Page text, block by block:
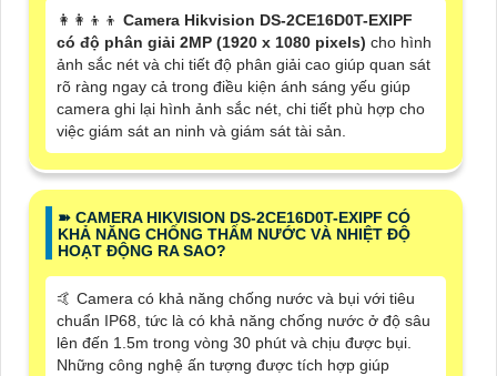
👩‍👩‍👦‍👦 Camera Hikvision DS-2CE16D0T-EXIPF
có độ phân giải 2MP (1920 x 1080 pixels) cho hình
ảnh sắc nét và chi tiết độ phân giải cao giúp quan sát
rõ ràng ngay cả trong điều kiện ánh sáng yếu giúp
camera ghi lại hình ảnh sắc nét, chi tiết phù hợp cho
việc giám sát an ninh và giám sát tài sản.
➽ CAMERA HIKVISION DS-2CE16D0T-EXIPF CÓ
KHẢ NĂNG CHỐNG THẤM NƯỚC VÀ NHIỆT ĐỘ
HOẠT ĐỘNG RA SAO?
🤙 Camera có khả năng chống nước và bụi với tiêu
chuẩn IP68, tức là có khả năng chống nước ở độ sâu
lên đến 1.5m trong vòng 30 phút và chịu được bụi.
Những công nghệ ấn tượng được tích hợp giúp